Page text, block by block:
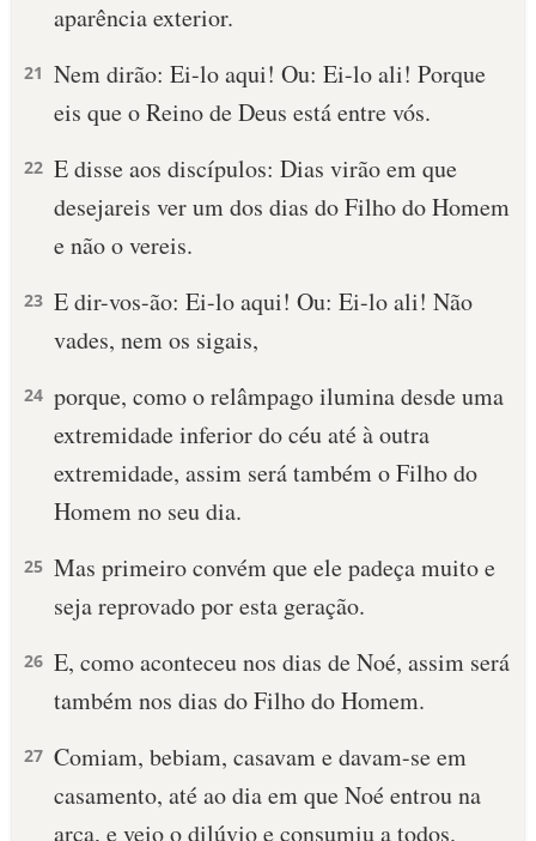
aparência exterior.
21 Nem dirão: Ei-lo aqui! Ou: Ei-lo ali! Porque
eis que o Reino de Deus está entre vós.
22 E disse aos discípulos: Dias virão em que
desejareis ver um dos dias do Filho do Homem
e não o vereis.
23 E dir-vos-ão: Ei-lo aqui! Ou: Ei-lo ali! Não
vades, nem os sigais,
24 porque, como o relâmpago ilumina desde uma
extremidade inferior do céu até à outra
extremidade, assim será também o Filho do
Homem no seu dia.
25 Mas primeiro convém que ele padeça muito e
seja reprovado por esta geração.
26 E, como aconteceu nos dias de Noé, assim será
também nos dias do Filho do Homem.
27 Comiam, bebiam, casavam e davam-se em
casamento, até ao dia em que Noé entrou na
arca, e veio o dilúvio e consumiu a todos.